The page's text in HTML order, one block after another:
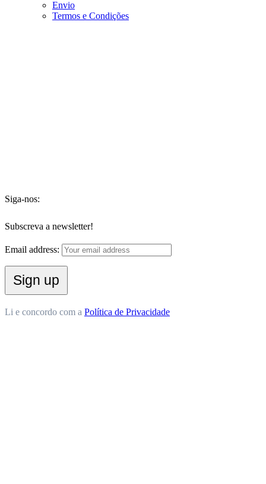
Envio
Termos e Condições
Siga-nos:
Subscreva a newsletter!
Email address:
Li e concordo com a Política de Privacidade